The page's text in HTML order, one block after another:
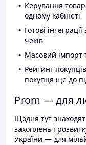
Керування
одному кабінеті
Готові
чеків
Масовий імпорт
Рейтинг
покупця ще до
Prom — для
Щодня тут
захоплень і
України — для